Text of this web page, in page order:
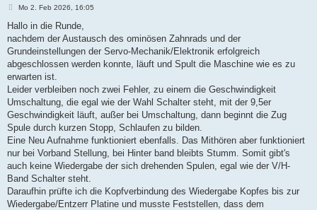
B
i
r
a
Mo 2. Feb 2026, 16:05
Hallo in die Runde,
nachdem der Austausch des ominösen Zahnrads und der
Grundeinstellungen der Servo-Mechanik/Elektronik erfolgreich
abgeschlossen werden konnte, läuft und Spult die Maschine wie es zu
erwarten ist.
Leider verbleiben noch zwei Fehler, zu einem die Geschwindigkeit
Umschaltung, die egal wie der Wahl Schalter steht, mit der 9,5er
Geschwindigkeit läuft, außer bei Umschaltung, dann beginnt die Zug
Spule durch kurzen Stopp, Schlaufen zu bilden.
Eine Neu Aufnahme funktioniert ebenfalls. Das Mithören aber funktioniert
nur bei Vorband Stellung, bei Hinter band bleibts Stumm. Somit gibt's
auch keine Wiedergabe der sich drehenden Spulen, egal wie der V/H-
Band Schalter steht.
Daraufhin prüfte ich die Kopfverbindung des Wiedergabe Kopfes bis zur
Wiedergabe/Entzerr Platine und musste Feststellen, dass dem